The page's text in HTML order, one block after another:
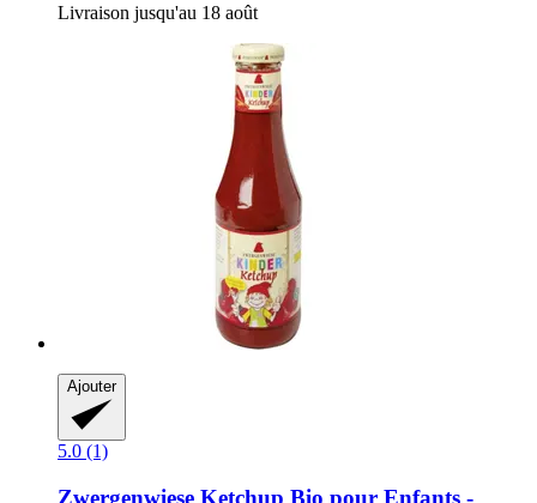
Livraison jusqu'au 18 août
Ajouter
5.0 (1)
Zwergenwiese Ketchup Bio pour Enfants -​